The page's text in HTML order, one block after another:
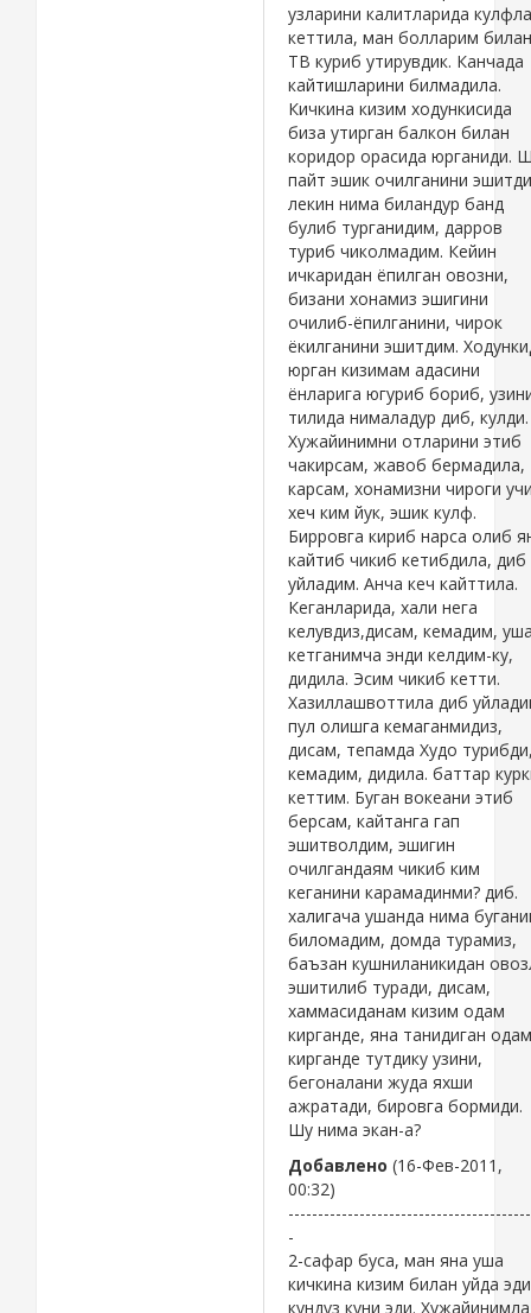
узларини калитларида
кеттила, ман болларим билан
ТВ куриб утирувдик. Канчада
кайтишларини билмадила.
Кичкина кизим ходункисида
биза утирган балкон билан
коридор орасида юрганиди.
пайт эшик очилганини
лекин нима биландур банд
булиб турганидим, дарров
туриб чиколмадим. Кейин
ичкаридан ёпилган овозни,
бизани хонамиз эшигини
очилиб-ёпилганини, чирок
ёкилганини эшитдим.
юрган кизимам адасини
ёнларига югуриб бориб,
тилида нималадур диб, кулди.
Хужайинимни отларини этиб
чакирсам, жавоб бермадила,
карсам, хонамизни чироги
хеч ким йук, эшик кулф.
Бирровга кириб нарса олиб
кайтиб чикиб кетибдила, диб
уйладим. Анча кеч кайттила.
Кеганларида, хали нега
келувдиз,дисам, кемадим,
кетганимча энди келдим-ку,
дидила. Эсим чикиб кетти.
Хазиллашвоттила диб
пул олишга кемаганмидиз,
дисам, тепамда Худо
кемадим, дидила. баттар
кеттим. Буган вокеани этиб
берсам, кайтанга гап
эшитволдим, эшигин
очилгандаям чикиб ким
кеганини карамадинми? диб.
халигача ушанда нима
биломадим, домда турамиз,
баъзан кушниланикидан
эшитилиб туради, дисам,
хаммасиданам кизим одам
кирганде, яна танидиган
кирганде тутдику узини,
бегоналани жуда яхши
ажратади, бировга бормиди.
Шу нима экан-а?
Добавлено (16-Фев-2011,
00:32)
-
2-сафар буса, ман яна уша
кичкина кизим билан уйда
кундуз куни эди. Хужайинимла